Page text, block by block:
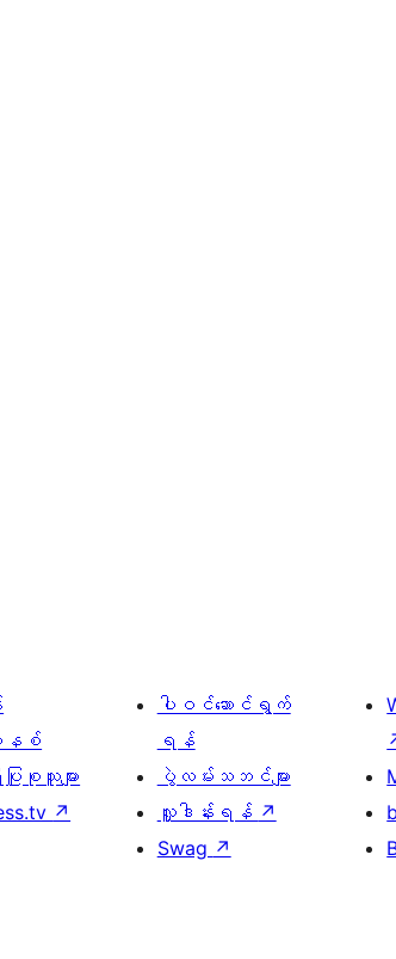
နစ်
စုသူများ
↗
ပါဝင်ဆောင်ရွက်
ရန်
ပွဲလမ်းသဘင်များ
လှူဒါန်းရန် ↗
Swag ↗